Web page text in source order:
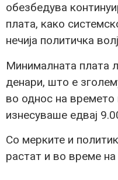
обезбедува
плата, како
нечија политичка
Минималната плата
денари, што е
во однос на
изнесуваше едвај
Со мерките и
растат и во време на